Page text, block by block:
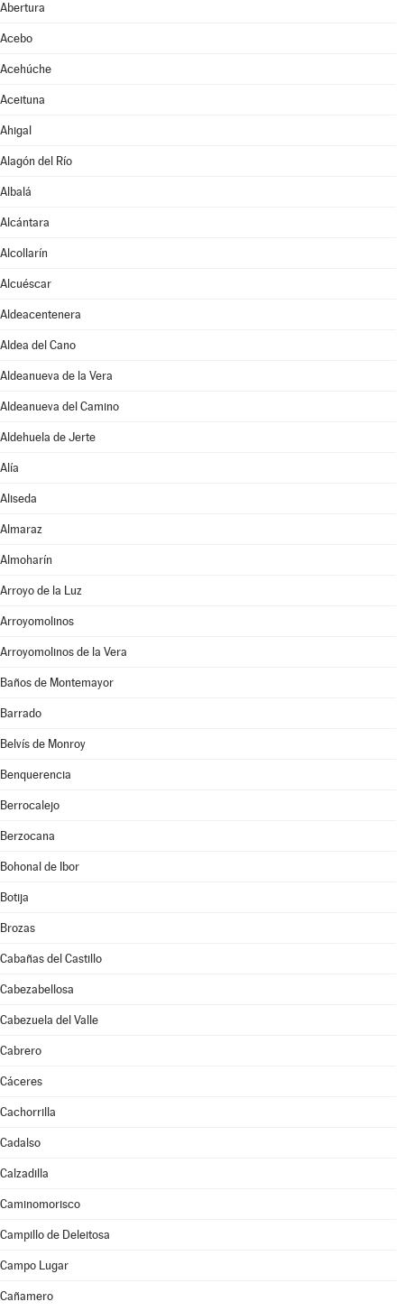
Abertura
Acebo
Acehúche
Aceituna
Ahigal
Alagón del Río
Albalá
Alcántara
Alcollarín
Alcuéscar
Aldeacentenera
Aldea del Cano
Aldeanueva de la Vera
Aldeanueva del Camino
Aldehuela de Jerte
Alía
Aliseda
Almaraz
Almoharín
Arroyo de la Luz
Arroyomolinos
Arroyomolinos de la Vera
Baños de Montemayor
Barrado
Belvís de Monroy
Benquerencia
Berrocalejo
Berzocana
Bohonal de Ibor
Botija
Brozas
Cabañas del Castillo
Cabezabellosa
Cabezuela del Valle
Cabrero
Cáceres
Cachorrilla
Cadalso
Calzadilla
Caminomorisco
Campillo de Deleitosa
Campo Lugar
Cañamero